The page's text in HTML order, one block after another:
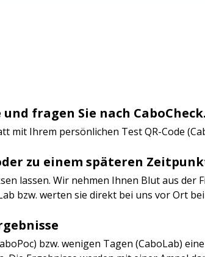
fragen Sie nach CaboCheck.
mit Ihrem persönlichen Test QR-Code
zu einem späteren
lassen. Wir nehmen Ihnen Blut aus
bzw. werten sie direkt bei uns vor Ort
bzw. wenigen Tagen (CaboLab)